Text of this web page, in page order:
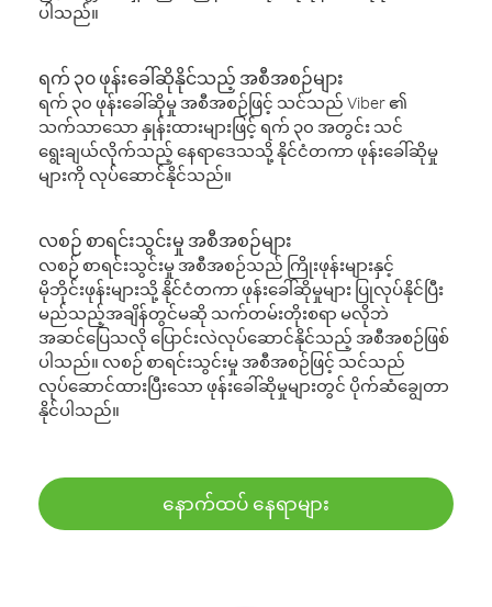
ပါသည်။
ရက် ၃၀ ဖုန်းခေါ်ဆိုနိုင်သည့် အစီအစဉ်များ
ရက် ၃၀ ဖုန်းခေါ်ဆိုမှု အစီအစဉ်ဖြင့် သင်သည် Viber ၏
သက်သာသော နှုန်းထားများဖြင့် ရက် ၃၀ အတွင်း သင်
ရွေးချယ်လိုက်သည့် နေရာဒေသသို့ နိုင်ငံတကာ ဖုန်းခေါ်ဆိုမှု
များကို လုပ်ဆောင်နိုင်သည်။
လစဉ် စာရင်းသွင်းမှု အစီအစဉ်များ
လစဉ် စာရင်းသွင်းမှု အစီအစဉ်သည် ကြိုးဖုန်းများနှင့်
မိုဘိုင်းဖုန်းများသို့ နိုင်ငံတကာ ဖုန်းခေါ်ဆိုမှုများ ပြုလုပ်နိုင်ပြီး
မည်သည့်အချိန်တွင်မဆို သက်တမ်းတိုးစရာ မလိုဘဲ
အဆင်ပြေသလို ပြောင်းလဲလုပ်ဆောင်နိုင်သည့် အစီအစဉ်ဖြစ်
ပါသည်။ လစဉ် စာရင်းသွင်းမှု အစီအစဉ်ဖြင့် သင်သည်
လုပ်ဆောင်ထားပြီးသော ဖုန်းခေါ်ဆိုမှုများတွင် ပိုက်ဆံချွေတာ
နိုင်ပါသည်။
နောက်ထပ် နေရာများ